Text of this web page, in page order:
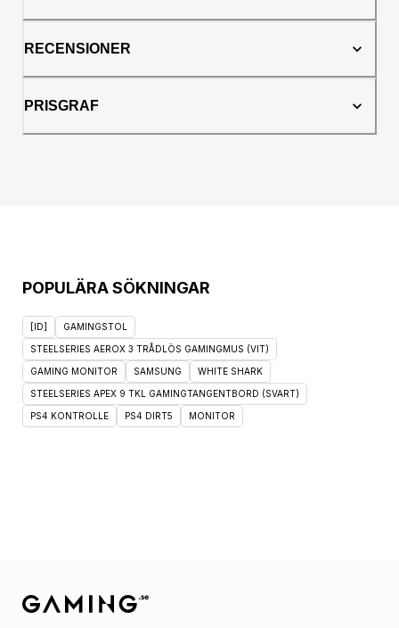
RECENSIONER
PRISGRAF
POPULÄRA SÖKNINGAR
[ID] GAMINGSTOL
STEELSERIES AEROX 3 TRÅDLÖS GAMINGMUS (VIT)
GAMING MONITOR SAMSUNG WHITE SHARK
STEELSERIES APEX 9 TKL GAMINGTANGENTBORD (SVART)
PS4 KONTROLLE PS4 DIRT5 MONITOR